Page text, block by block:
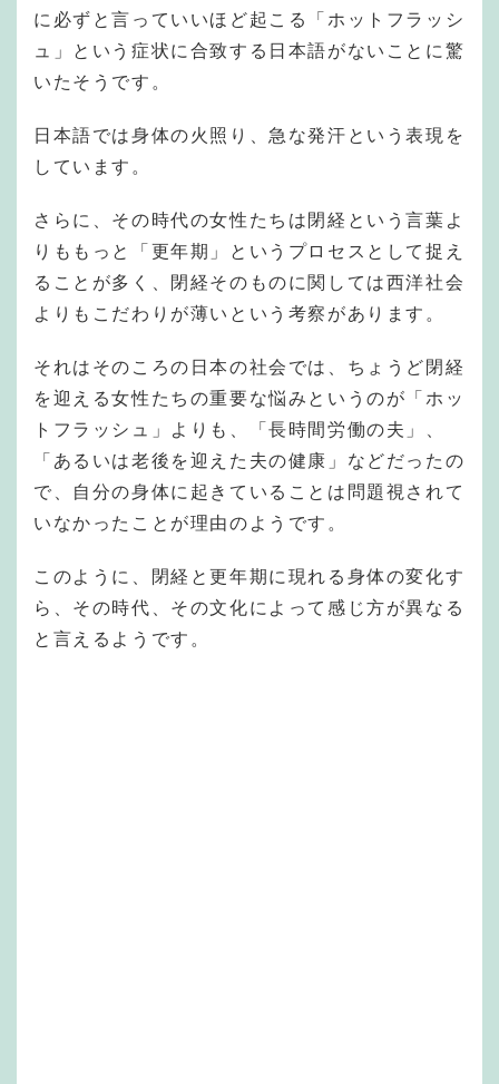
に必ずと言っていいほど起こる「ホットフラッシ
ュ」という症状に合致する日本語がないことに驚
いたそうです。
日本語では身体の火照り、急な発汗という表現を
しています。
さらに、その時代の女性たちは閉経という言葉よ
りももっと「更年期」というプロセスとして捉え
ることが多く、閉経そのものに関しては西洋社会
よりもこだわりが薄いという考察があります。
それはそのころの日本の社会では、ちょうど閉経
を迎える女性たちの重要な悩みというのが「ホッ
トフラッシュ」よりも、「長時間労働の夫」、
「あるいは老後を迎えた夫の健康」などだったの
で、自分の身体に起きていることは問題視されて
いなかったことが理由のようです。
このように、閉経と更年期に現れる身体の変化す
ら、その時代、その文化によって感じ方が異なる
と言えるようです。